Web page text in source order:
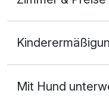
2 Erwachsene
Mit Hund